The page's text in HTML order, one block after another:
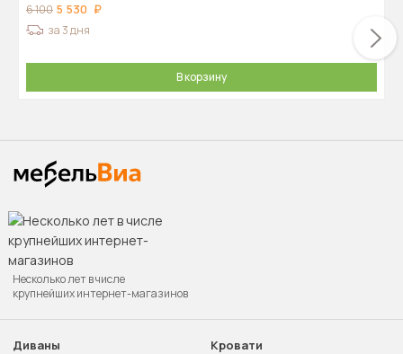
6 100 5 530
за 3 дня
В корзину
Несколько лет в числе
крупнейших интернет-магазинов
Диваны
Кровати